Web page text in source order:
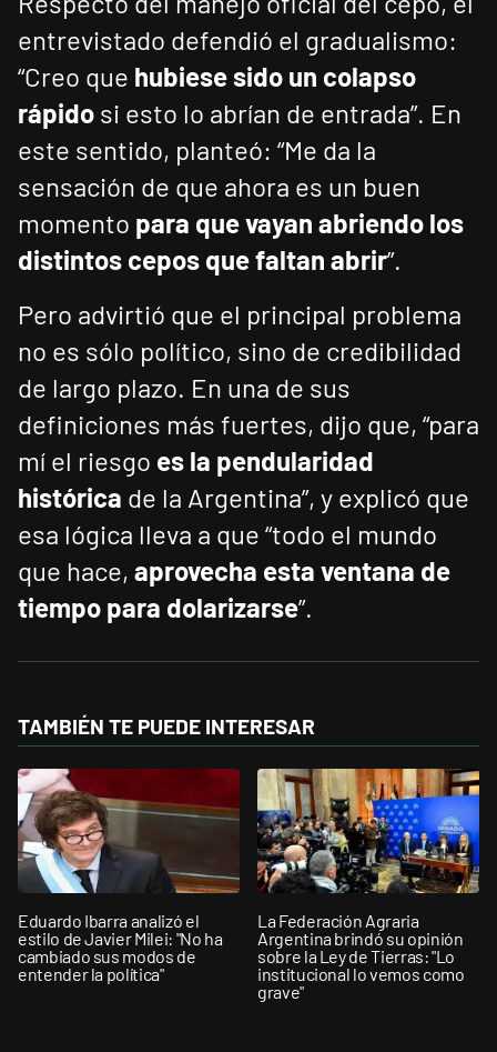
entrevistado defendió el gradualismo:
“Creo que hubiese sido un colapso
rápido si esto lo abrían de entrada”. En
este sentido, planteó: “Me da la
sensación de que ahora es un buen
momento para que vayan abriendo los
distintos cepos que faltan abrir”.
Pero advirtió que el principal problema
no es sólo político, sino de credibilidad
de largo plazo. En una de sus
definiciones más fuertes, dijo que, “para
mí el riesgo es la pendularidad
histórica de la Argentina”, y explicó que
esa lógica lleva a que “todo el mundo
que hace, aprovecha esta ventana de
tiempo para dolarizarse”.
TAMBIÉN TE PUEDE INTERESAR
Eduardo Ibarra analizó el
estilo de Javier Milei: "No ha
cambiado sus modos de
entender la política"
La Federación Agraria
Argentina brindó su opinión
sobre la Ley de Tierras: "Lo
institucional lo vemos como
grave"